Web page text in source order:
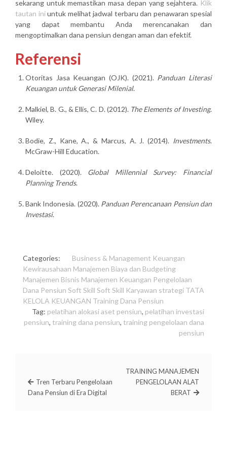
sekarang untuk memastikan masa depan yang sejahtera. Klik
tautan iniuntuk melihat jadwal terbaru dan penawaran spesial
yang dapat membantu Anda merencanakan dan
mengoptimalkan dana pensiun dengan aman dan efektif.
Referensi
Otoritas Jasa Keuangan (OJK). (2021). Panduan Literasi
Keuangan untuk Generasi Milenial.
Malkiel, B. G., & Ellis, C. D. (2012). The Elements of Investing.
Wiley.
Bodie, Z., Kane, A., & Marcus, A. J. (2014). Investments.
McGraw-Hill Education.
Deloitte. (2020). Global Millennial Survey: Financial
Planning Trends.
Bank Indonesia. (2020). Panduan Perencanaan Pensiun dan
Investasi.
Categories: Business & Management Keuangan
Kewirausahaan Manajemen Biaya dan Budgeting
Manajemen Bisnis Manajemen Keuangan Pengelolaan
Dana Pensiun Soft Skill Soft Skill Karyawan strategi TATA
KELOLA KEUANGAN Training Dana Pensiun
Tag: pelatihan alokasi aset pensiun, pelatihan investasi
pensiun, training dana pensiun, training pengelolaan dana
pensiun
Tren Terbaru Pengelolaan
Dana Pensiun di Era Digital
TRAINING MANAJEMEN
PENGELOLAAN ALAT
BERAT